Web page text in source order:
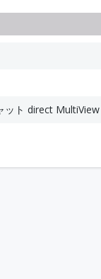
ット direct MultiView